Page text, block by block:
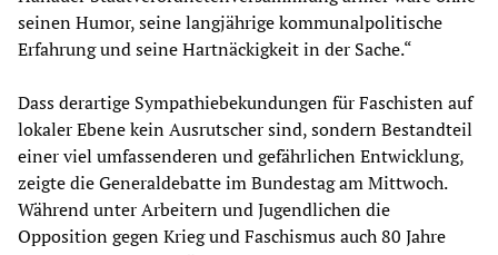
seinen Humor, seine langjährige kommunalpolitische
Erfahrung und seine Hartnäckigkeit in der Sache.“
Dass derartige Sympathiebekundungen für Faschisten auf
lokaler Ebene kein Ausrutscher sind, sondern Bestandteil
einer viel umfassenderen und gefährlichen Entwicklung,
zeigte die Generaldebatte im Bundestag am Mittwoch.
Während unter Arbeitern und Jugendlichen die
Opposition gegen Krieg und Faschismus auch 80 Jahre